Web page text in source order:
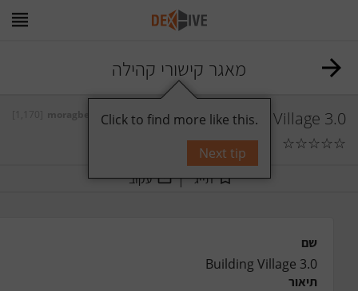
מאגר קישורי קהילה
Building Village 3.0 על ידי
☆
☆
☆
☆
☆
0 תגובות
תייג עקוב
שם
Building Village 3.0
תיאור
Click to find more like this.
Next tip